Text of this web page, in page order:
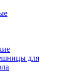
для